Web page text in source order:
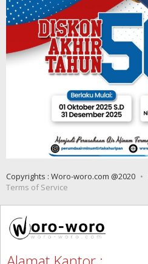
Copyrights : Woro-woro.com @2020
Terms of Service